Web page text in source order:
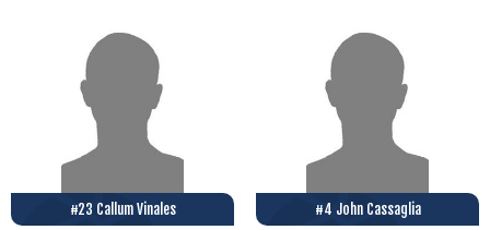
#23 Callum Vinales #4 John Cassaglia